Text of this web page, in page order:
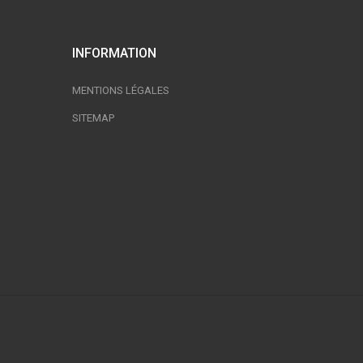
INFORMATION
MENTIONS LÉGALES
SITEMAP